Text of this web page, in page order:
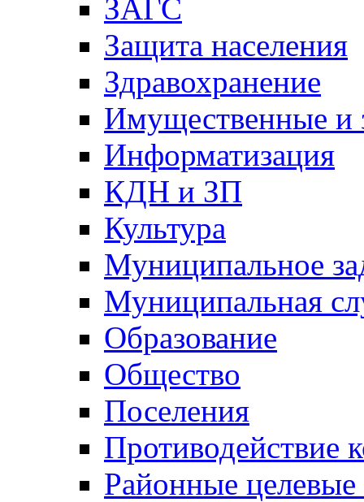
ЗАГС
Защита населения
Здравохранение
Имущественные и
Информатизация
КДН и ЗП
Культура
Муниципальное
Муниципальная
Образование
Общество
Поселения
Противодействие
Районные